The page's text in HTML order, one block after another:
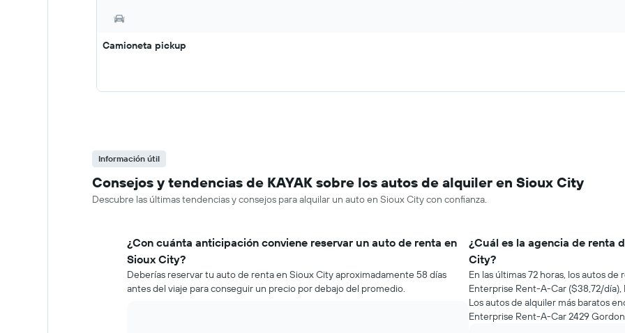
Camioneta pickup
Información útil
Consejos y tendencias de KAYAK sobre los autos de alquiler en Sioux City
Descubre las últimas tendencias y consejos para alquilar un auto en Sioux City con confianza.
¿Con cuánta anticipación conviene reservar un auto de renta en
Sioux City?
Deberías reservar tu auto de renta en Sioux City aproximadamente 58 días
antes del viaje para conseguir un precio por debajo del promedio.
¿Cuál es la agencia de renta
City?
En las últimas 72 horas, los autos
Enterprise Rent-A-Car ($38,72/
Los autos de alquiler más baratos
Enterprise Rent-A-Car 2429